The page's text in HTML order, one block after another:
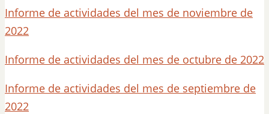
Informe de actividades del mes de noviembre de
2022
Informe de actividades del mes de octubre de 2022
Informe de actividades del mes de septiembre de
2022